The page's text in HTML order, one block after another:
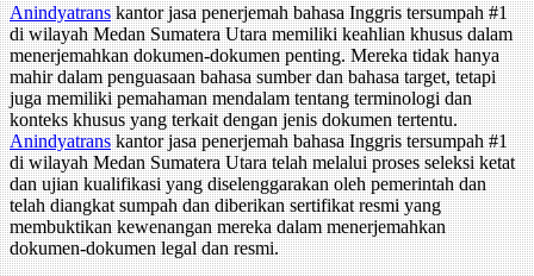
Anindyatranskantor jasa penerjemah bahasa Inggris tersumpah #1
di wilayah Medan Sumatera Utara memiliki keahlian khusus dalam
menerjemahkan dokumen-dokumen penting. Mereka tidak hanya
mahir dalam penguasaan bahasa sumber dan bahasa target, tetapi
juga memiliki pemahaman mendalam tentang terminologi dan
konteks khusus yang terkait dengan jenis dokumen tertentu.
Anindyatranskantor jasa penerjemah bahasa Inggris tersumpah #1
di wilayah Medan Sumatera Utara telah melalui proses seleksi ketat
dan ujian kualifikasi yang diselenggarakan oleh pemerintah dan
telah diangkat sumpah dan diberikan sertifikat resmi yang
membuktikan kewenangan mereka dalam menerjemahkan
dokumen-dokumen legal dan resmi.